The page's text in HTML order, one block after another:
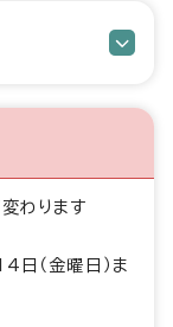
わります
日（金曜日）ま